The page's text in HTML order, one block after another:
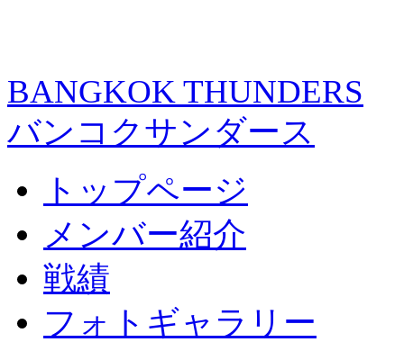
BANGKOK THUNDERS
バンコクサンダース
トップページ
メンバー紹介
戦績
フォトギャラリー